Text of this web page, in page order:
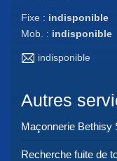
Fixe : indisponible
Mob. : indisponible
indisponible
Autres
Maçonnerie Bethisy
Recherche fuite de